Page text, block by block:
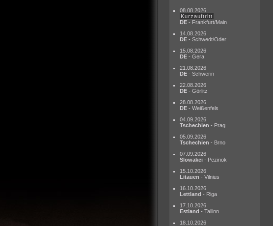
08.08.2026
Kurzauftritt
DE - Frankfurt/Main
14.08.2026
DE - Schwedt/Oder
15.08.2026
DE - Gera
21.08.2026
DE - Schwerin
22.08.2026
DE - Görlitz
28.08.2026
DE - Weißenfels
04.09.2026
Tschechien - Prag
05.09.2026
Tschechien - Brno
07.09.2026
Slowakei - Pezinok
15.10.2026
Litauen - Vilnius
16.10.2026
Lettland - Riga
17.10.2026
Estland - Tallinn
18.10.2026